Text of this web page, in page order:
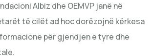
Albiz dhe OEMVP janë në
të cilët ad hoc dorëzojnë kërkesa
për gjendjen e tyre dhe